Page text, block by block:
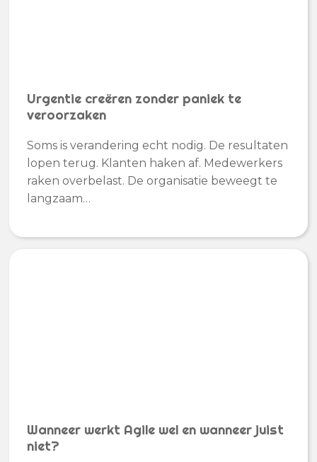
Urgentie creëren zonder paniek te
veroorzaken
Soms is verandering echt nodig. De resultaten
lopen terug. Klanten haken af. Medewerkers
raken overbelast. De organisatie beweegt te
langzaam…
Wanneer werkt Agile wel en wanneer juist
niet?